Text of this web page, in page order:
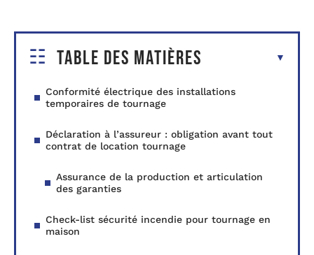
Table des matières
Conformité électrique des installations
temporaires de tournage
Déclaration à l’assureur : obligation avant tout
contrat de location tournage
Assurance de la production et articulation
des garanties
Check-list sécurité incendie pour tournage en
maison